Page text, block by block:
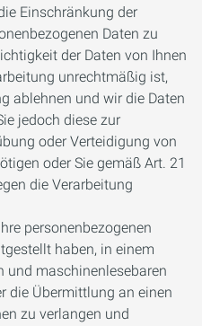
Einschränkung der
Daten zu
der Daten von Ihnen
unrechtmäßig ist,
ablehnen und wir die Daten
jedoch diese zur
oder Verteidigung von
oder Sie gemäß Art. 21
die Verarbeitung
personenbezogenen
haben, in einem
und maschinenlesebaren
die Übermittlung an einen
zu verlangen und